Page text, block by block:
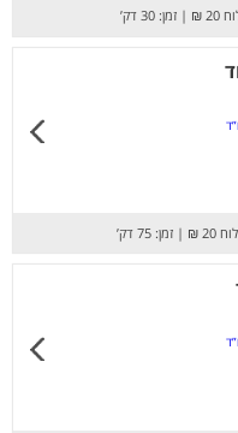
₪
| זמן: 30 דק’
20 ₪
| זמן: 75 דק’